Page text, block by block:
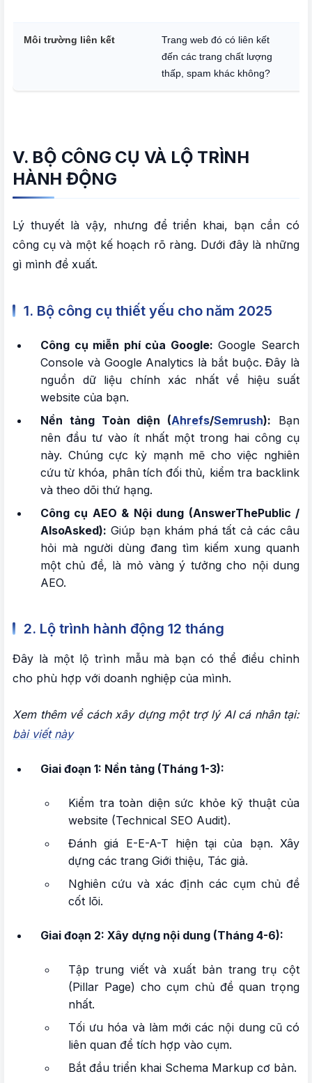
Môi trường liên kết
Trang web đó có liên kết
đến các trang chất lượng
thấp, spam khác không?
V. BỘ CÔNG CỤ VÀ LỘ TRÌNH
HÀNH ĐỘNG
Lý thuyết là vậy, nhưng để triển khai, bạn cần có
công cụ và một kế hoạch rõ ràng. Dưới đây là những
gì mình đề xuất.
1. Bộ công cụ thiết yếu cho năm 2025
Công cụ miễn phí của Google: Google Search
Console và Google Analytics là bắt buộc. Đây là
nguồn dữ liệu chính xác nhất về hiệu suất
website của bạn.
Nền tảng Toàn diện (Ahrefs/Semrush): Bạn
nên đầu tư vào ít nhất một trong hai công cụ
này. Chúng cực kỳ mạnh mẽ cho việc nghiên
cứu từ khóa, phân tích đối thủ, kiểm tra backlink
và theo dõi thứ hạng.
Công cụ AEO & Nội dung (AnswerThePublic /
AlsoAsked): Giúp bạn khám phá tất cả các câu
hỏi mà người dùng đang tìm kiếm xung quanh
một chủ đề, là mỏ vàng ý tưởng cho nội dung
AEO.
2. Lộ trình hành động 12 tháng
Đây là một lộ trình mẫu mà bạn có thể điều chỉnh
cho phù hợp với doanh nghiệp của mình.
Xem thêm về cách xây dựng một trợ lý AI cá nhân tại:
bài viết này
Giai đoạn 1: Nền tảng (Tháng 1-3):
Kiểm tra toàn diện sức khỏe kỹ thuật của
website (Technical SEO Audit).
Đánh giá E-E-A-T hiện tại của bạn. Xây
dựng các trang Giới thiệu, Tác giả.
Nghiên cứu và xác định các cụm chủ đề
cốt lõi.
Giai đoạn 2: Xây dựng nội dung (Tháng 4-6):
Tập trung viết và xuất bản trang trụ cột
(Pillar Page) cho cụm chủ đề quan trọng
nhất.
Tối ưu hóa và làm mới các nội dung cũ có
liên quan để tích hợp vào cụm.
Bắt đầu triển khai Schema Markup cơ bản.